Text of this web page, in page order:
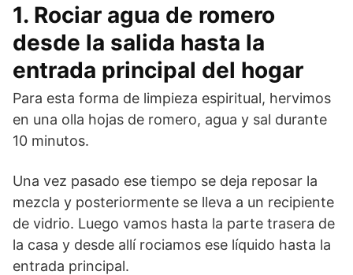
1. Rociar agua de romero
desde la salida hasta la
entrada principal del hogar
Para esta forma de limpieza espiritual, hervimos
en una olla hojas de romero, agua y sal durante
10 minutos.
Una vez pasado ese tiempo se deja reposar la
mezcla y posteriormente se lleva a un recipiente
de vidrio. Luego vamos hasta la parte trasera de
la casa y desde allí rociamos ese líquido hasta la
entrada principal.